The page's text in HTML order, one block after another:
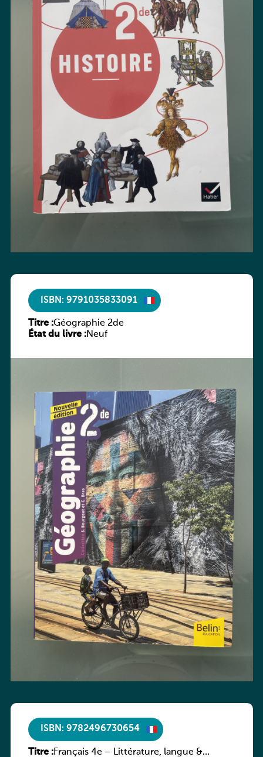
ISBN: 9791035833091
Titre :Géographie 2de
État du livre :Neuf
ISBN: 9782496730654
Titre :Français 4e – Littérature, langue &